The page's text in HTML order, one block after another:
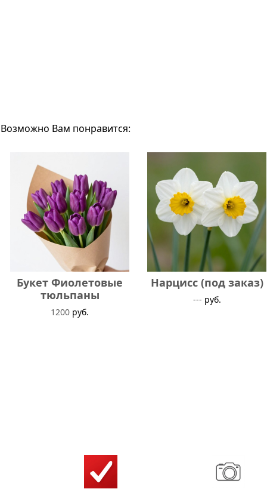
Возможно Вам понравится:
Букет Фиолетовые
тюльпаны
1200 руб.
Нарцисс (под заказ)
--- руб.